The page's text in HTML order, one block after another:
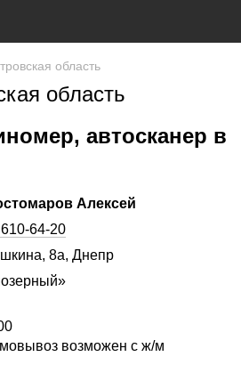
область
область
автосканер в
Алексей
64-20
8а, Днепр
возможен с ж/м